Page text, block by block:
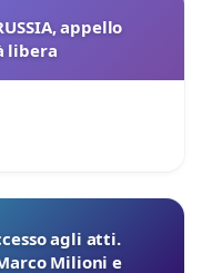
appello
libera
agli atti.
Milioni e